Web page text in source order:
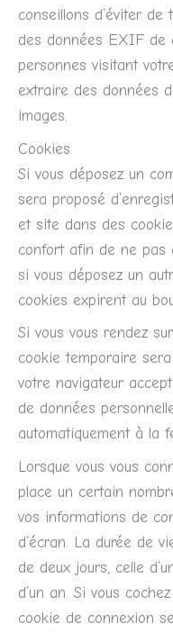
conseillons d’éviter
des données EXIF de
personnes visitant
extraire des données
images.
Cookies
Si vous déposez un
sera proposé
et site dans des
confort afin de ne pas
si vous déposez un
cookies expirent au
Si vous vous rendez
cookie temporaire
votre navigateur
de données
automatiquement à la
Lorsque vous vous
place un certain
vos informations de
d’écran. La durée de
de deux jours, celle
d’un an. Si vous
cookie de connexion